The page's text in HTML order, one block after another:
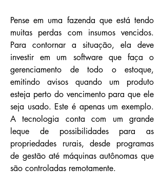
Pense em uma fazenda que está tendo
muitas perdas com insumos vencidos.
Para contornar a situação, ela deve
investir em um software que faça o
gerenciamento de todo o estoque,
emitindo avisos quando um produto
esteja perto do vencimento para que ele
seja usado. Este é apenas um exemplo.
A tecnologia conta com um grande
leque de possibilidades para as
propriedades rurais, desde programas
de gestão até máquinas autônomas que
são controladas remotamente.